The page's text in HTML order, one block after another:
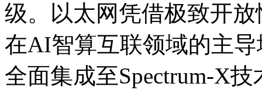
级。以太网凭借极致开放
在AI智算互联领域的主
全面集成至Spectrum-X